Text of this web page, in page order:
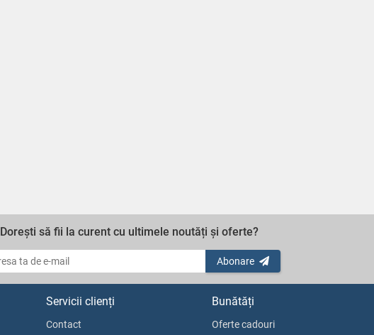
Dorești să fii la curent cu ultimele noutăți și oferte?
Abonare
Servicii clienți
Contact
Bunătăți
Oferte cadouri